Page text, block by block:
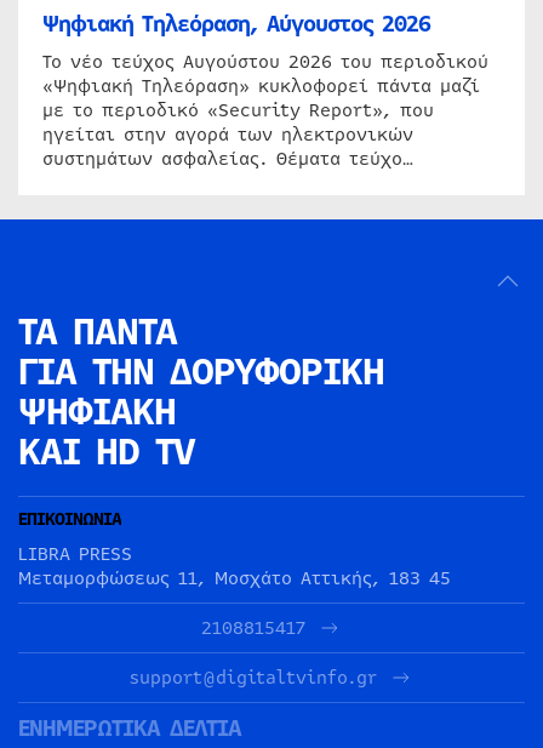
Ψηφιακή Τηλεόραση, Αύγουστος 2026
Το νέο τεύχος Αυγούστου 2026 του περιοδικού
«Ψηφιακή Τηλεόραση» κυκλοφορεί πάντα μαζί
με το περιοδικό «Security Report», που
ηγείται στην αγορά των ηλεκτρονικών
συστημάτων ασφαλείας. Θέματα τεύχο…
ΤΑ ΠΑΝΤΑ
ΓΙΑ ΤΗΝ ΔΟΡΥΦΟΡΙΚΗ
ΨΗΦΙΑΚΗ
ΚΑΙ HD TV
ΕΠΙΚΟΙΝΩΝΙΑ
LIBRA PRESS
Μεταμορφώσεως 11, Μοσχάτο Αττικής, 183 45
2108815417
support@digitaltvinfo.gr
ΕΝΗΜΕΡΩΤΙΚΑ ΔΕΛΤΙΑ